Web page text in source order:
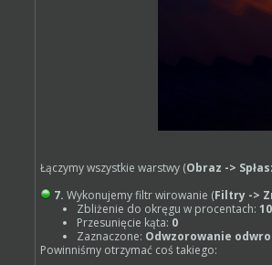
Łączymy wszystkie warstwy (Obraz ->
7. Wykonujemy filtr wirowanie (Filtry ->
Zbliżenie do okręgu w procentach:
Przesunięcie kąta: 0
Zaznaczone: Odwzorowanie
Powinniśmy otrzymać coś takiego: